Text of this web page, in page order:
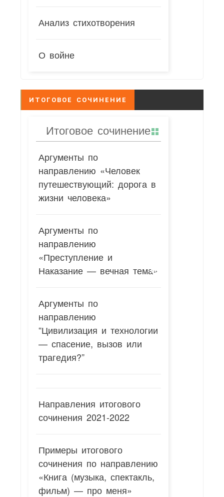
Анализ стихотворения
О войне
ИТОГОВОЕ СОЧИНЕНИЕ
Итоговое сочинение
Аргументы по
направлению «Человек
путешествующий: дорога в
жизни человека»
Аргументы по
направлению
«Преступление и
Наказание — вечная тема»
Аргументы по
направлению
“Цивилизация и технологии
— спасение, вызов или
трагедия?”
Направления итогового
сочинения 2021-2022
Примеры итогового
сочинения по направлению
«Книга (музыка, спектакль,
фильм) — про меня»